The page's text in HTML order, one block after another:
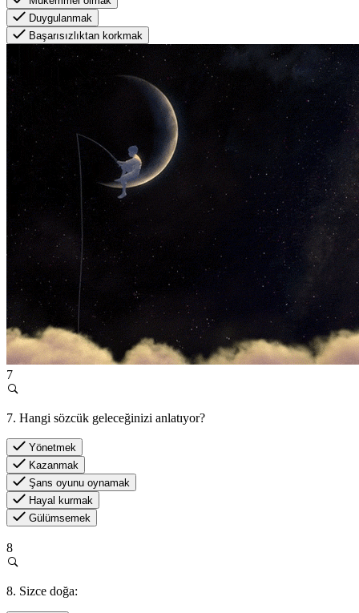
Duygulanmak
Başarısızlıktan korkmak
7
7. Hangi sözcük geleceğinizi anlatıyor?
Yönetmek
Kazanmak
Şans oyunu oynamak
Hayal kurmak
Gülümsemek
8
8. Sizce doğa: